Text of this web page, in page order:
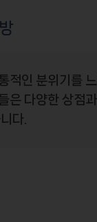
적인 분위기를
은 다양한 상점
다.